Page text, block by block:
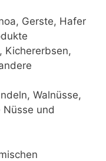
Gerste, Hafer
Kichererbsen,
Walnüsse,
Nüsse und